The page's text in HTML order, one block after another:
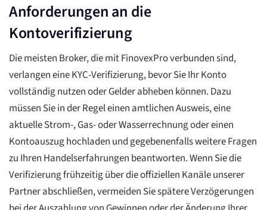
Anforderungen an die
Kontoverifizierung
Die meisten Broker, die mit FinovexPro verbunden sind,
verlangen eine KYC-Verifizierung, bevor Sie Ihr Konto
vollständig nutzen oder Gelder abheben können. Dazu
müssen Sie in der Regel einen amtlichen Ausweis, eine
aktuelle Strom-, Gas- oder Wasserrechnung oder einen
Kontoauszug hochladen und gegebenenfalls weitere Fragen
zu Ihren Handelserfahrungen beantworten. Wenn Sie die
Verifizierung frühzeitig über die offiziellen Kanäle unserer
Partner abschließen, vermeiden Sie spätere Verzögerungen